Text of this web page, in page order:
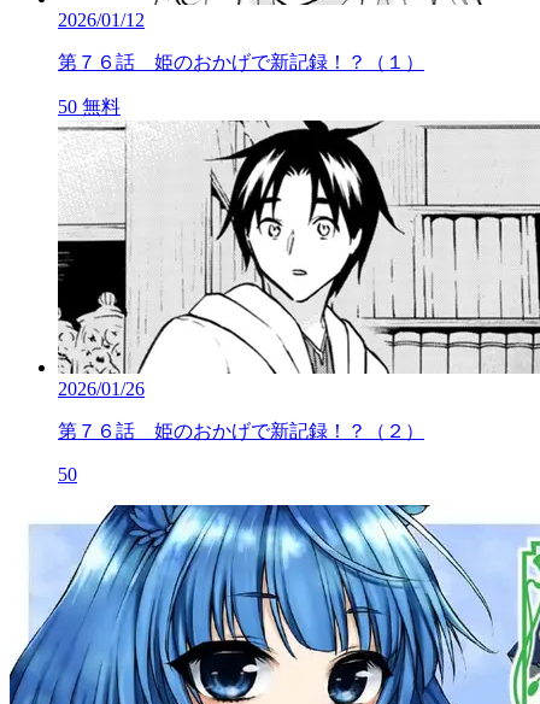
2026/01/12
第７６話 姫のおかげで新記録！？（１）
50 無料
2026/01/26
第７６話 姫のおかげで新記録！？（２）
50